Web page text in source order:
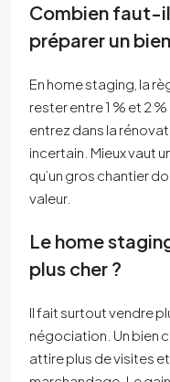
Combien faut-
préparer un
En home staging, la
rester entre 1 % et 2
entrez dans la
incertain. Mieux vaut
qu’un gros chantier
valeur.
Le home
plus cher ?
Il fait surtout vendre
négociation. Un bien
attire plus de visites